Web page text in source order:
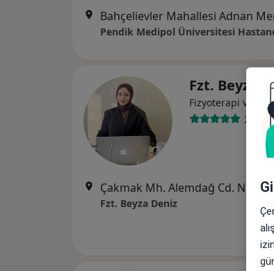
Pendik Medipol Üniversitesi
Fzt. Beyza
Fizyoterapi ve
26
Fzt. Beyza Deniz